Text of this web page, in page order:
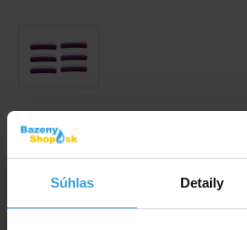
Súhlas Detaily
Sada obsahuje 6 ks náhradných